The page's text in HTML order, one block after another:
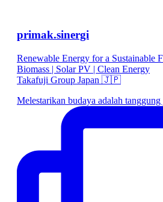
primak.sinergi
Renewable Energy for a Sustainable
Biomass | Solar PV | Clean Energy
Takafuji Group Japan 🇯🇵
Melestarikan budaya adalah tanggung